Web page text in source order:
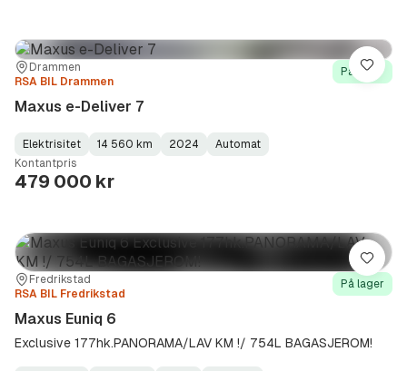
Sted:Drammen
Forhandler:
RSA BIL Drammen
På lager
Maxus e-Deliver 7
Fuel
Type:
Elektrisitet
Kilometerstand:
14 560 km
Model
Year:
2024
Gearbox
Type:
Automat
Kontantpris
479 000 kr
Lagre
Sted:Fredrikstad
Forhandler:
RSA BIL Fredrikstad
På lager
Maxus Euniq 6
Exclusive 177hk.PANORAMA/LAV KM !/ 754L BAGASJEROM!
Lagre